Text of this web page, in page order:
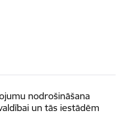
nodrošināšana
un tās iestādēm